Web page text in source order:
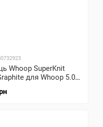
Whoop SuperKnit
для Whoop 5.0